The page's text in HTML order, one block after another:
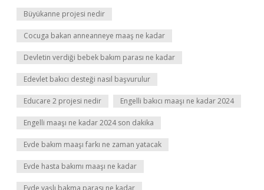
Büyükanne projesi nedir
Cocuga bakan anneanneye maaş ne kadar
Devletin verdiği bebek bakım parası ne kadar
Edevlet bakıcı desteği nasıl başvurulur
Educare 2 projesi nedir Engelli bakıcı maaşı ne kadar 2024
Engelli maaşı ne kadar 2024 son dakika
Evde bakım maaşı farkı ne zaman yatacak
Evde hasta bakımı maaşı ne kadar
Evde yaşlı bakma parası ne kadar